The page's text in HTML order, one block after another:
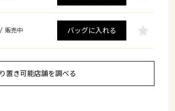
/ 販売中 バッグに入れる
置き可能店舗を調べる